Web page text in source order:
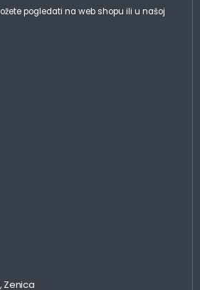
pogledati na web shopu ili u našoj
Zenica